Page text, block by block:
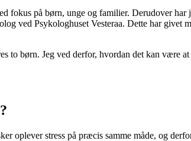
på børn, unge og familier. Derudover har
ved Psykologhuset Vesteraa. Dette har
to børn. Jeg ved derfor, hvordan det kan være
oplever stress på præcis samme måde, og